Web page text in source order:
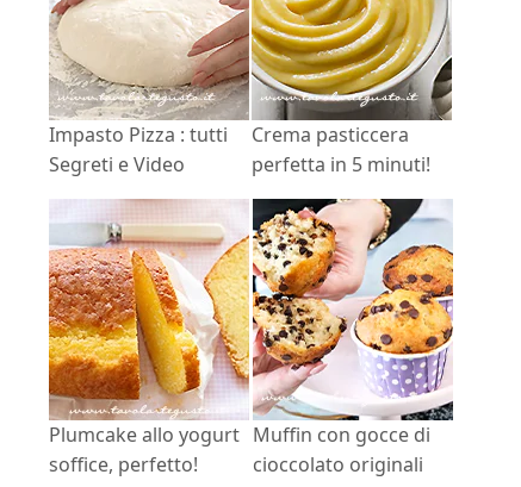
Impasto Pizza : tutti
Segreti e Video
Crema pasticcera
perfetta in 5 minuti!
Plumcake allo yogurt
soffice, perfetto!
Muffin con gocce di
cioccolato originali